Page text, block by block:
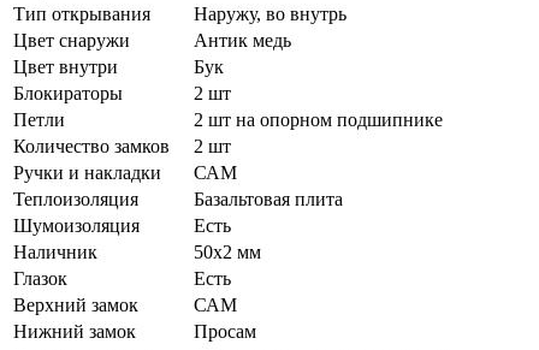
Тип открывания
Наружу, во внутрь
Цвет снаружи
Антик медь
Цвет внутри
Бук
Блокираторы
2 шт
Петли
2 шт на опорном подшипнике
Количество замков
2 шт
Ручки и накладки
САМ
Теплоизоляция
Базальтовая плита
Шумоизоляция
Есть
Наличник
50х2 мм
Глазок
Есть
Верхний замок
САМ
Нижний замок
Просам